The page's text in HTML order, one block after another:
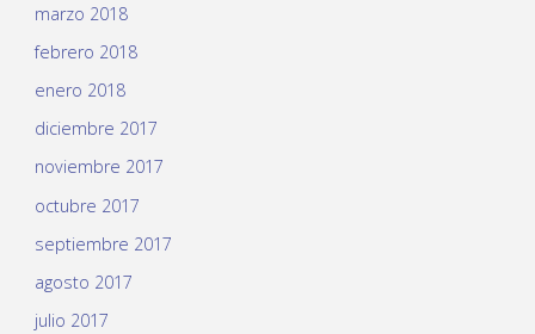
marzo 2018
febrero 2018
enero 2018
diciembre 2017
noviembre 2017
octubre 2017
septiembre 2017
agosto 2017
julio 2017